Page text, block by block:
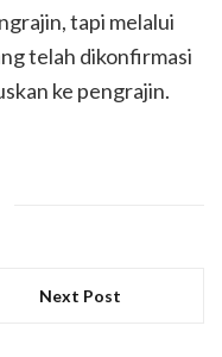
tapi melalui
telah dikonfirmasi
ke pengrajin.
Next Post